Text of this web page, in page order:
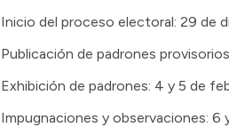
Inicio del proceso electoral: 29 de
Publicación de padrones
Exhibición de padrones: 4 y 5 de
Impugnaciones y observaciones: 6